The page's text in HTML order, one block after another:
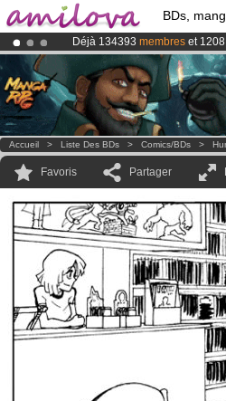
BDs,
Déjà 134393 membres et 1208
Abonnement premium: à partir
LeKickstarter Amilova est
Accueil > Liste Des BDs > Comics/BDs >
Favoris Partager